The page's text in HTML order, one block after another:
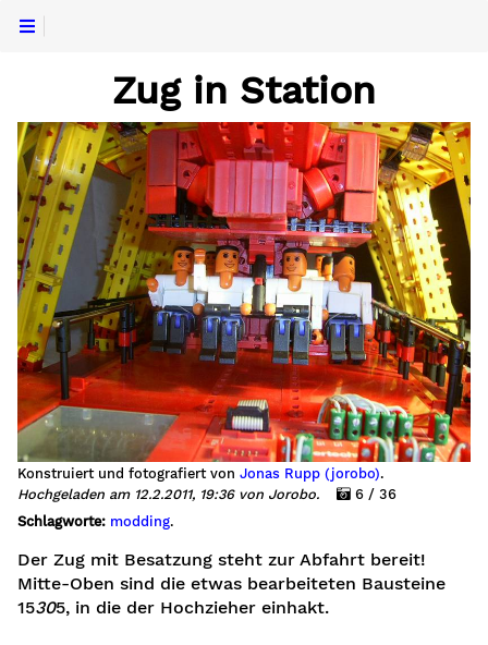
Zug in Station
Konstruiert und fotografiert von Jonas Rupp (jorobo).
Hochgeladen am 12.2.2011, 19:36 von Jorobo.
6 / 36
Schlagworte: modding.
Der Zug mit Besatzung steht zur Abfahrt bereit!
Mitte-Oben sind die etwas bearbeiteten Bausteine
15305, in die der Hochzieher einhakt.